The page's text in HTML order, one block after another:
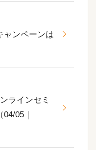
ャンペーンは
ラインセミ
05｜